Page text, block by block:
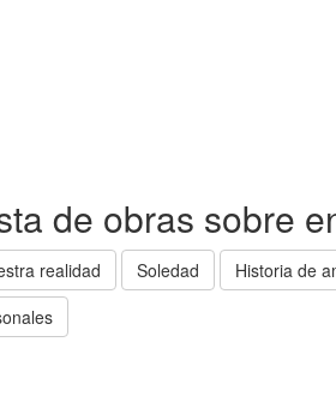
de obras sobre
realidad Soledad Historia de